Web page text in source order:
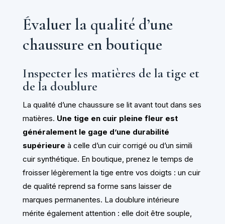
Évaluer la qualité d’une
chaussure en boutique
Inspecter les matières de la tige et
de la doublure
La qualité d’une chaussure se lit avant tout dans ses
matières. Une tige en cuir pleine fleur est
généralement le gage d’une durabilité
supérieure à celle d’un cuir corrigé ou d’un simili
cuir synthétique. En boutique, prenez le temps de
froisser légèrement la tige entre vos doigts : un cuir
de qualité reprend sa forme sans laisser de
marques permanentes. La doublure intérieure
mérite également attention : elle doit être souple,